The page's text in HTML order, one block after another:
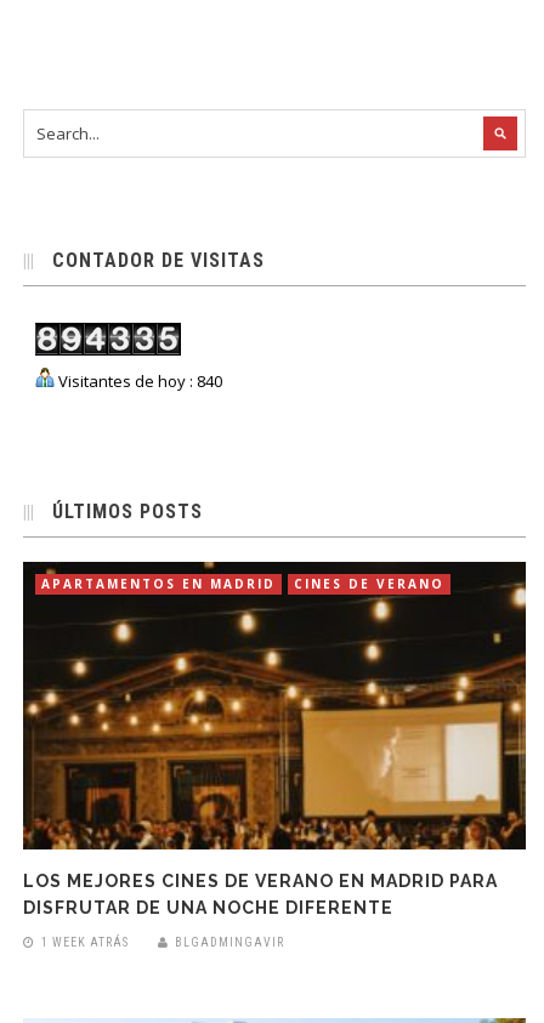
CONTADOR DE VISITAS
Visitantes de hoy : 840
ÚLTIMOS POSTS
APARTAMENTOS EN MADRID CINES DE VERANO
LOS MEJORES CINES DE VERANO EN MADRID PARA
DISFRUTAR DE UNA NOCHE DIFERENTE
1 WEEK ATRÁS BLGADMINGAVIR